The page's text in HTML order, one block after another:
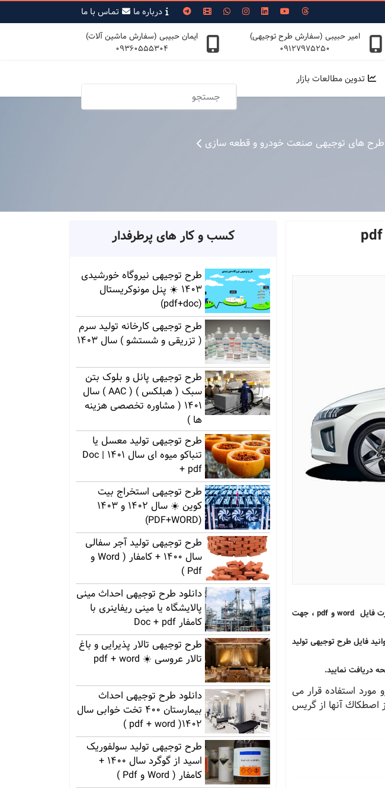
درباره ما تمـاس با ما
امیر حبیبی (سفارش طرح توجیهی)
09127975250
ایمان حبیبی (سفارش ماشین آلات)
09360555304
تدوین مطالعات بازار
طرح های توجیهی صنعت خودرو و قطعه سازی
جهت سفارش مطالعات بازار و طرح توجیهی تولید گریس خور خودرو سال 1400 با نرم افزار کامفار به صورت فایل word و pdf ، جهت
فایل طرح توجیهی تولید
دریافت نمایید.
استفاده قرار می
اصطكاك آنها از گریس
کسب و کار های پرطرفدار
طرح توجیهی نیروگاه خورشیدی
1403 ☀️ پنل مونوکریستال
(pdf+doc)
طرح توجیهی کارخانه تولید سرم
( تزریقی و شستشو ) سال 1403
طرح توجیهی پانل و بلوک بتن
سبک ( هبلکس ) ( AAC ) سال
1401 ( مشاوره تخصصی هزینه
ها )
طرح توجیهی تولید معسل یا
تنباکو میوه ای سال 1401 | Doc
+ pdf
طرح توجیهی استخراج بیت
کوین ☀️ سال 1402 و 1403
(PDF+WORD)
طرح توجیهی تولید آجر سفالی
سال 1400 + کامفار ( Word و
Pdf )
دانلود طرح توجیهی احداث مینی
پالایشگاه یا مینی ریفاینری با
کامفار Doc + pdf
طرح توجیهی تالار پذیرایی و باغ
تالار عروسی ☀️ pdf + word
دانلود طرح توجیهی احداث
بیمارستان 400 تخت خوابی سال
1402( pdf + word )
طرح توجیهی تولید سولفوریک
اسید از گوگرد سال 1400 +
کامفار ( Word و Pdf )